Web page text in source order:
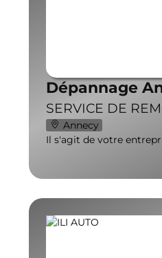
Dépannage
SERVICE DE
Annecy
Il s'agit de votre